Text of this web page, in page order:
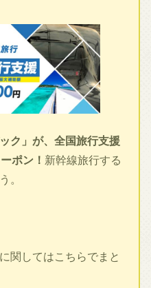
ク」が、全国旅行支援
ポン！ 新幹線旅行する
。
関してはこちらでまと